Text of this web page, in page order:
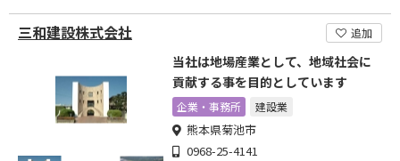
三和建設株式会社 追加
当社は地場産業として、地域社会に
貢献する事を目的としています
企業・事務所 建設業
熊本県菊池市
0968-25-4141